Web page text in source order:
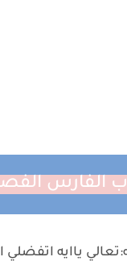
الفصل العاشر
ياايه اتفضلي